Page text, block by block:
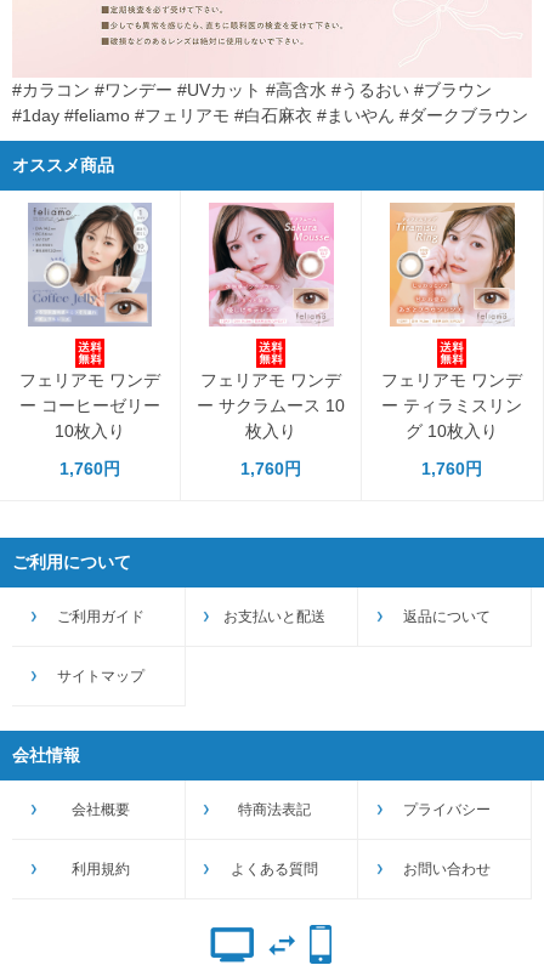
#カラコン #ワンデー #UVカット #高含水 #うるおい #ブラウン
#1day #feliamo #フェリアモ #白石麻衣 #まいやん #ダークブラウン
オススメ商品
フェリアモ ワンデ
ー コーヒーゼリー
10枚入り
1,760円
フェリアモ ワンデ
ー サクラムース 10
枚入り
1,760円
フェリアモ ワンデ
ー ティラミスリン
グ 10枚入り
1,760円
ご利用について
ご利用ガイド お支払いと配送 返品について
サイトマップ
会社情報
会社概要 特商法表記 プライバシー
利用規約 よくある質問 お問い合わせ